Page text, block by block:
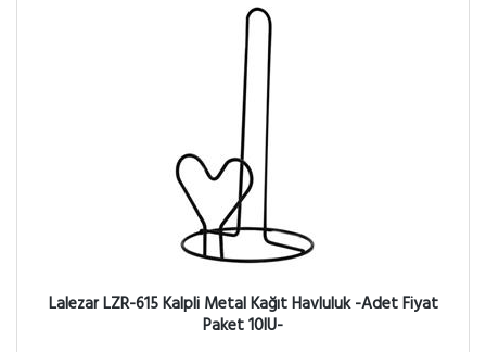
Lalezar LZR-615 Kalpli Metal Kağıt Havluluk -Adet Fiyat
Paket 10lU-